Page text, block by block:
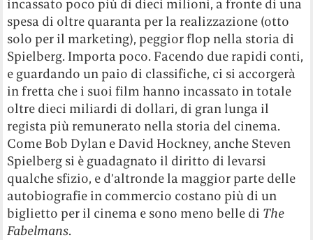
incassato poco più di dieci milioni, a fronte di una
spesa di oltre quaranta per la realizzazione (otto
solo per il marketing), peggior flop nella storia di
Spielberg. Importa poco. Facendo due rapidi conti,
e guardando un paio di classifiche, ci si accorgerà
in fretta che i suoi film hanno incassato in totale
oltre dieci miliardi di dollari, di gran lunga il
regista più remunerato nella storia del cinema.
Come Bob Dylan e David Hockney, anche Steven
Spielberg si è guadagnato il diritto di levarsi
qualche sfizio, e d’altronde la maggior parte delle
autobiografie in commercio costano più di un
biglietto per il cinema e sono meno belle di The
Fabelmans.